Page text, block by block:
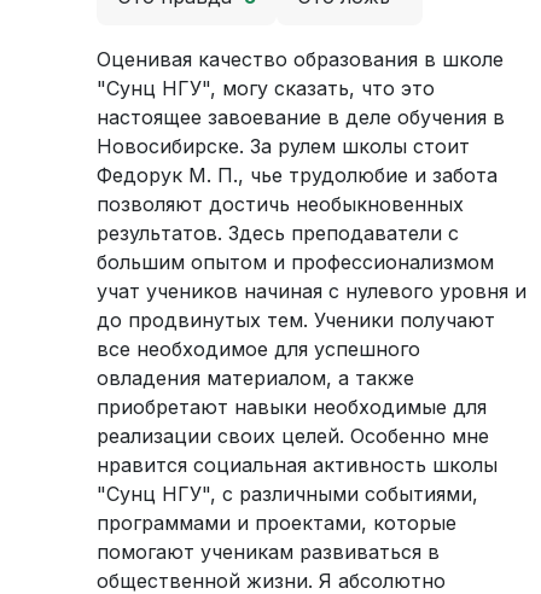
Оценивая качество образования в школе
"Сунц НГУ", могу сказать, что это
настоящее завоевание в деле обучения в
Новосибирске. За рулем школы стоит
Федорук М. П., чье трудолюбие и забота
позволяют достичь необыкновенных
результатов. Здесь преподаватели с
большим опытом и профессионализмом
учат учеников начиная с нулевого уровня и
до продвинутых тем. Ученики получают
все необходимое для успешного
овладения материалом, а также
приобретают навыки необходимые для
реализации своих целей. Особенно мне
нравится социальная активность школы
"Сунц НГУ", с различными событиями,
программами и проектами, которые
помогают ученикам развиваться в
общественной жизни. Я абсолютно